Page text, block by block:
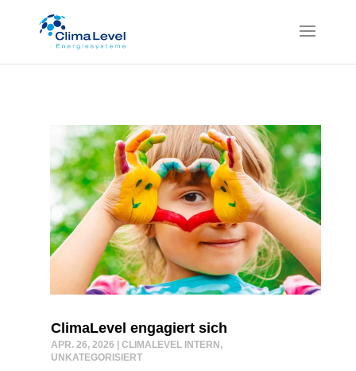
ClimaLevel engagiert sich
APR. 26, 2026 CLIMALEVEL INTERN ,
UNKATEGORISIERT